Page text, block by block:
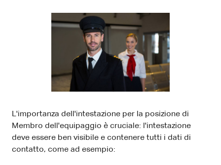
L'importanza dell'intestazione per la posizione di
Membro dell'equipaggio è cruciale: l'intestazione
deve essere ben visibile e contenere tutti i dati di
contatto, come ad esempio: